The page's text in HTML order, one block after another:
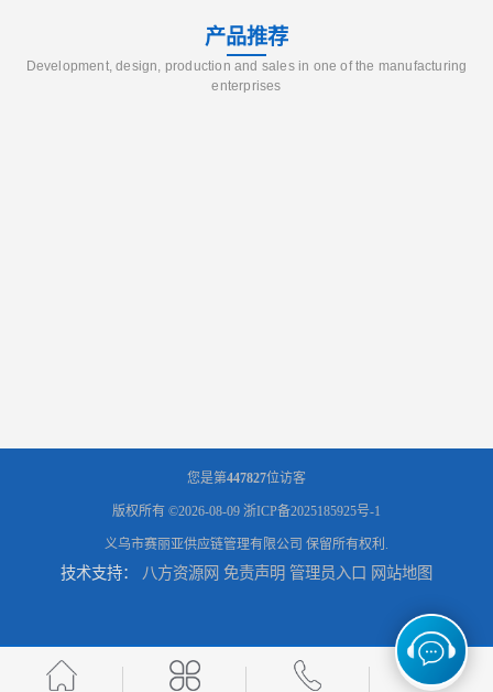
产品推荐
Development, design, production and sales in one of the manufacturing
enterprises
您是第447827位访客
版权所有 ©2026-08-09 浙ICP备2025185925号-1
义乌市赛丽亚供应链管理有限公司 保留所有权利.
技术支持： 八方资源网 免责声明 管理员入口 网站地图